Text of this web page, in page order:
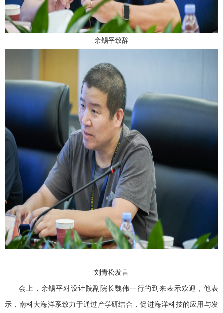
余锡平致辞
刘青松发言
会上，余锡平对设计院副院长魏伟一行的到来表示欢迎，他表
示，南科大海洋系致力于通过产学研结合，促进海洋科技的应用与发